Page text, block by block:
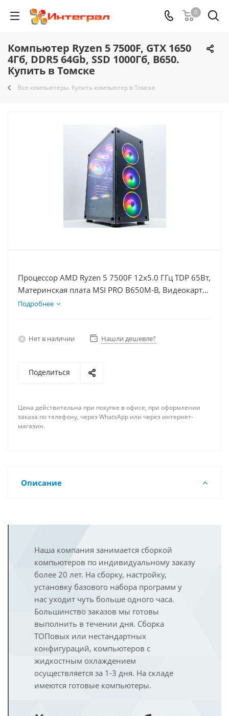
0
Компьютер Ryzen 5 7500F, GTX 1650
4Гб, DDR5 64Gb, SSD 1000Гб, B650.
Купить в Томске
Все компьютеры. Купить компьютер в Томске
Процессор AMD Ryzen 5 7500F 12x5.0 ГГц TDP 65Вт,
Материнская плата MSI PRO B650M-B, Видеокарта
GTX 1650 4Гб, Память DDR5 64Gb, Диски SSD
Подробнее
Нет в наличии Нашли дешевле?
Поделиться
Цена действительна при покупке в офисе, при оформлении
заказа по телефону, через WhatsApp или через интернет-
магазин.
Описание
Наша компания занимается сборкой
компьютеров по индивидуальному заказу
более 20 лет. На сборку, настройку,
установку базового набора программ у
нас уходит чуть больше одного часа.
Большинство заказов мы готовы
выполнить в течении дня. Сборка
ТОПовых или нестандартных
конфигураций, компьютеров с
жидкостным охлаждением
осуществляется за 1-3 дня. На складе
имеются готовые компьютеры.